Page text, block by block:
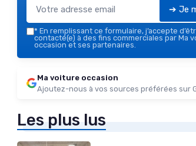
➔ Je
* En remplissant ce formulaire, j’accepte
contacté(e) à des fins commerciales par Ma
occasion et ses partenaires.
Ma voiture occasion
Ajoutez-nous à vos sources préférées sur
Les plus lus